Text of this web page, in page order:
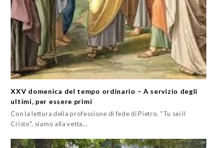
XXV domenica del tempo ordinario – A servizio degli
ultimi, per essere primi
Con la lettura della professione di fede di Pietro, "Tu sei il
Cristo", siamo alla vetta…